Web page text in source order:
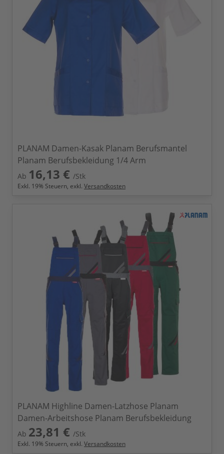
PLANAM Damen-Kasak Planam Berufsmantel
Planam Berufsbekleidung 1/4 Arm
Ab 16,13 € /Stk
Exkl. 19% Steuern, exkl. Versandkosten
PLANAM Highline Damen-Latzhose Planam
Damen-Arbeitshose Planam Berufsbekleidung
Ab 23,81 € /Stk
Exkl. 19% Steuern, exkl. Versandkosten